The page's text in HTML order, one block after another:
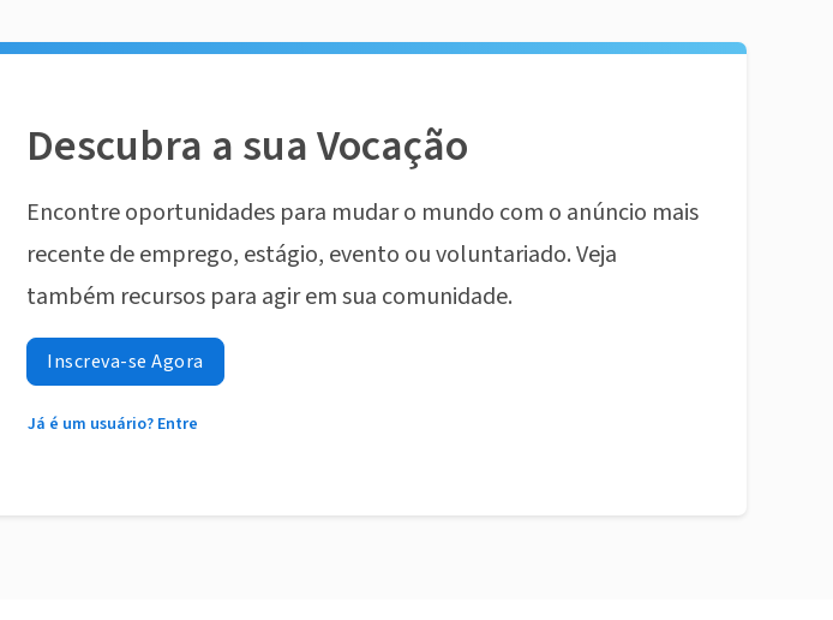
Descubra a sua Vocação
Encontre oportunidades para mudar o mundo com o anúncio mais
recente de emprego, estágio, evento ou voluntariado. Veja
também recursos para agir em sua comunidade.
Inscreva-se Agora
Já é um usuário? Entre